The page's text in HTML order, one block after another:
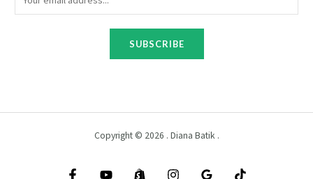
SUBSCRIBE
Copyright © 2026 . Diana Batik .